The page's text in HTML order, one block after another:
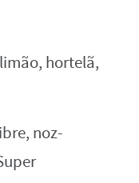
hortelã,
noz-